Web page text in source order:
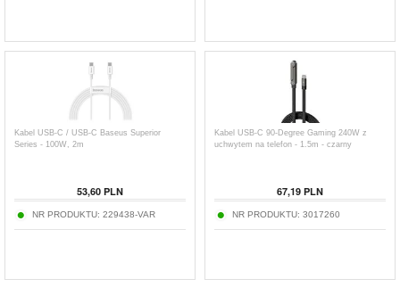
Kabel USB-C / USB-C Baseus Superior
Series - 100W, 2m
53,60 PLN
NR PRODUKTU: 229438-VAR
Kabel USB-C 90-Degree Gaming 240W z
uchwytem na telefon - 1.5m - czarny
67,19 PLN
NR PRODUKTU: 3017260